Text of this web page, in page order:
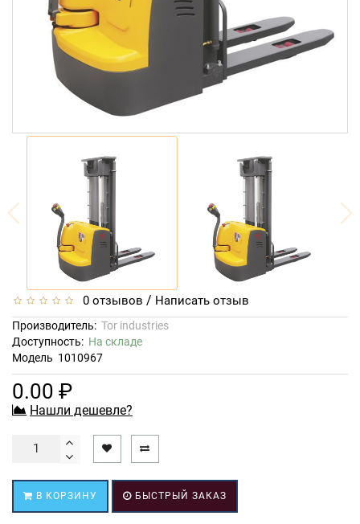
0 отзывов / Написать отзыв
Производитель: Tor industries
Доступность: На складе
Модель 1010967
0.00 ₽
Нашли дешевле?
В КОРЗИНУ БЫСТРЫЙ ЗАКАЗ